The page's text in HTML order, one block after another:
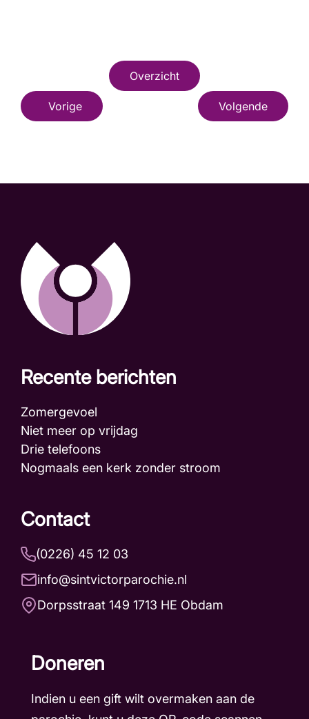
Overzicht
Vorige Volgende
Recente berichten
Zomergevoel
Niet meer op vrijdag
Drie telefoons
Nogmaals een kerk zonder stroom
Contact
(0226) 45 12 03
info@sintvictorparochie.nl
Dorpsstraat 149 1713 HE Obdam
Doneren
Indien u een gift wilt overmaken aan de